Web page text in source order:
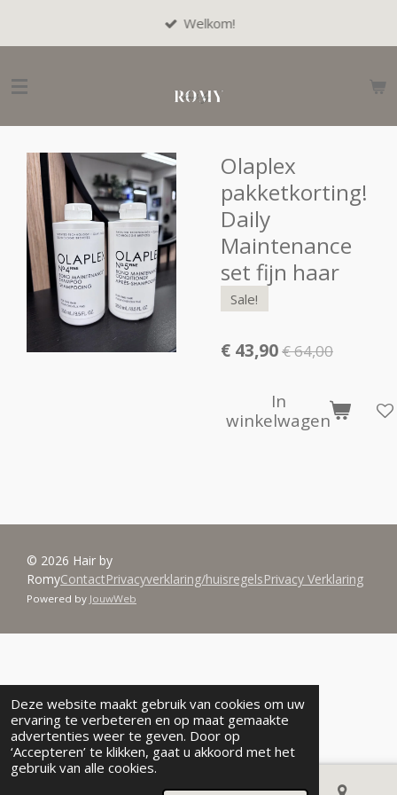
Deze website maakt gebruik van cookies om uw
ervaring te verbeteren en op maat gemaakte
advertenties weer te geven. Door op
‘Accepteren’ te klikken, gaat u akkoord met het
gebruik van alle cookies.
de
hoofdinhoud
Welkom!
Olaplex
pakketkorting!
Daily
Maintenance
set fijn haar
Sale!
€ 43,90€ 64,00
In
winkelwagen
© 2026 Hair by
RomyContactPrivacyverklaring/huisregelsPrivacy Verklaring
Powered by JouwWeb